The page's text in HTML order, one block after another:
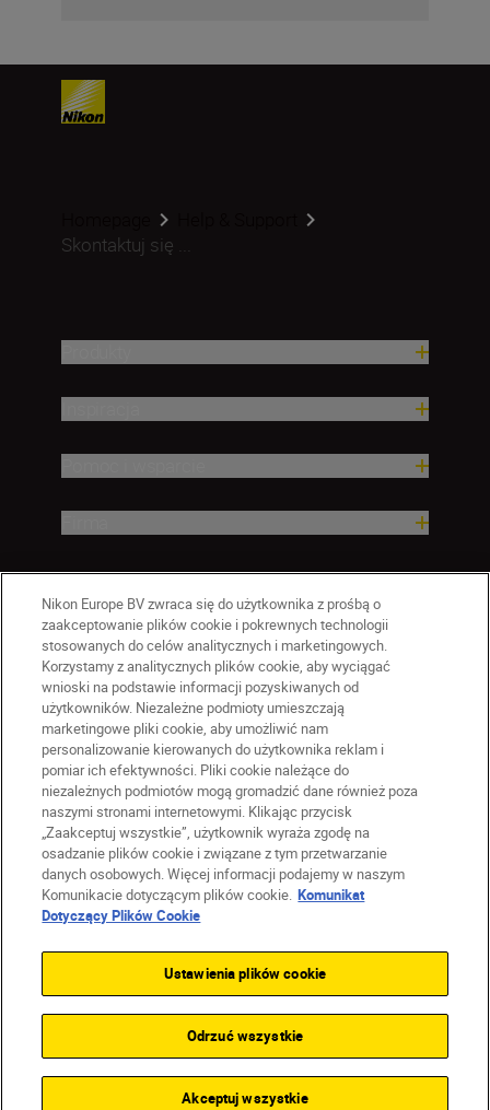
Skontaktuj się ...
PL Nikon Sites
Skontaktuj się z nami
Oświadczenie dotyczące prywatności
Warunki użytkowania
Warunki korzystania z Nikon Store
Komunikat dotyczący plików cookie
Dostępność
Ustawienia plików cookie
Nikon Europe BV zwraca się do użytkownika z prośbą o
zaakceptowanie plików cookie i pokrewnych technologii
stosowanych do celów analitycznych i marketingowych.
Korzystamy z analitycznych plików cookie, aby wyciągać
wnioski na podstawie informacji pozyskiwanych od
użytkowników. Niezależne podmioty umieszczają
marketingowe pliki cookie, aby umożliwić nam
personalizowanie kierowanych do użytkownika reklam i
pomiar ich efektywności. Pliki cookie należące do
niezależnych podmiotów mogą gromadzić dane również poza
naszymi stronami internetowymi. Klikając przycisk
„Zaakceptuj wszystkie”, użytkownik wyraża zgodę na
osadzanie plików cookie i związane z tym przetwarzanie
danych osobowych. Więcej informacji podajemy w naszym
Komunikacie dotyczącym plików cookie. Komunikat
Dotyczący Plików Cookie
Ustawienia plików cookie
Odrzuć wszystkie
Akceptuj wszystkie